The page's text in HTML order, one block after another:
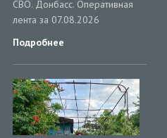
СВО. Донбасс. Оперативная
лента за 07.08.2026
Подробнее